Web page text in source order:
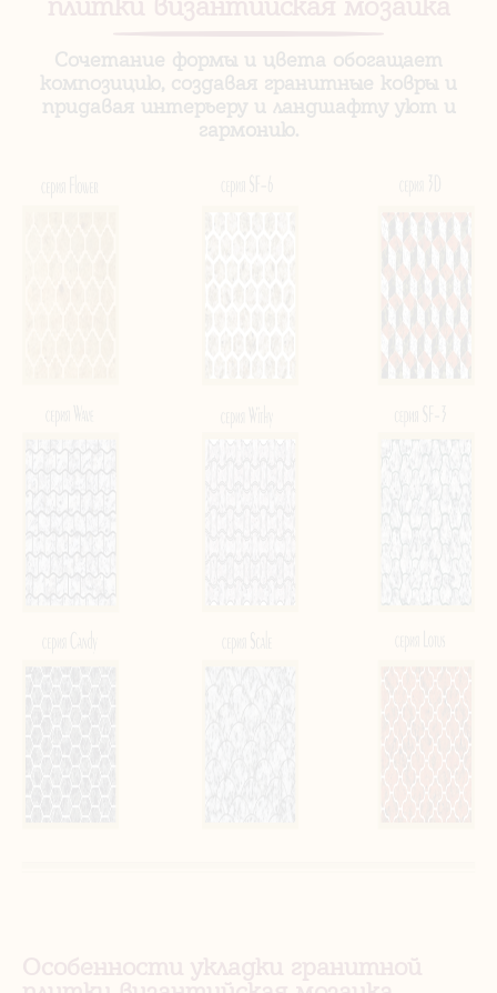
Сочетание формы и цвета обогащает
композицию, создавая гранитные ковры и
придавая интерьеру и ландшафту уют и
гармонию.